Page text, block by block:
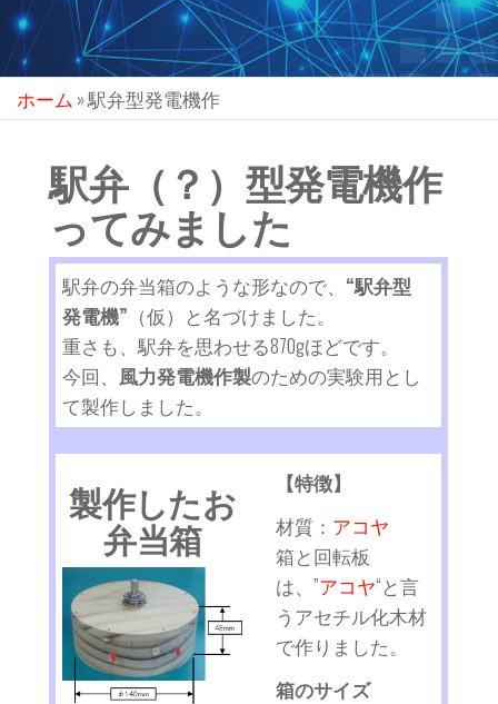
ル
電
気
株
式
会
社
ホーム »駅弁型発電機作
駅弁（？）型発電機作
ってみました
駅弁の弁当箱のような形なので、 “駅弁型
発電機” （仮）と名づけました。
重さも、駅弁を思わせる870gほどです。
今回、 風力発電機作製のための実験用とし
て製作しました。
製作したお
弁当箱
【特徴】
材質： アコヤ
箱と回転板
は、”アコヤ“と言
うアセチル化木材
で作りました。
箱のサイズ